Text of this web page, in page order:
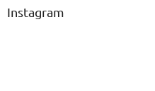
Instagram